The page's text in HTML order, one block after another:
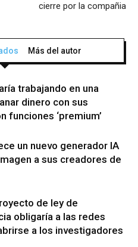
cierre por la compañia
Más del autor
trabajando en una
dinero con sus
funciones ‘premium’
un nuevo generador IA
a sus creadores de
de ley de
obligaría a las redes
a los investigadores